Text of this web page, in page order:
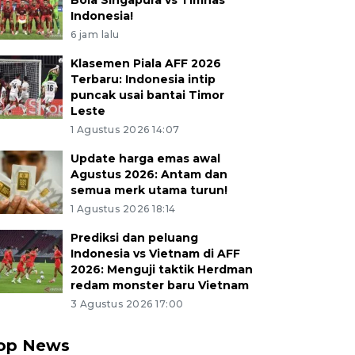
Indonesia!
6 jam lalu
Klasemen Piala AFF 2026
Terbaru: Indonesia intip
puncak usai bantai Timor
Leste
1 Agustus 2026 14:07
Update harga emas awal
Agustus 2026: Antam dan
semua merk utama turun!
1 Agustus 2026 18:14
Prediksi dan peluang
Indonesia vs Vietnam di AFF
2026: Menguji taktik Herdman
redam monster baru Vietnam
3 Agustus 2026 17:00
News